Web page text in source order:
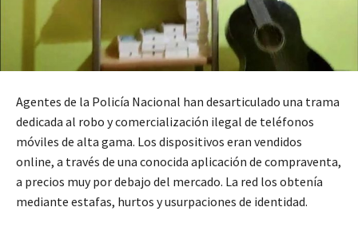
Agentes de la Policía Nacional han desarticulado una trama
dedicada al robo y comercialización ilegal de teléfonos
móviles de alta gama. Los dispositivos eran vendidos
online, a través de una conocida aplicación de compraventa,
a precios muy por debajo del mercado. La red los obtenía
mediante estafas, hurtos y usurpaciones de identidad.